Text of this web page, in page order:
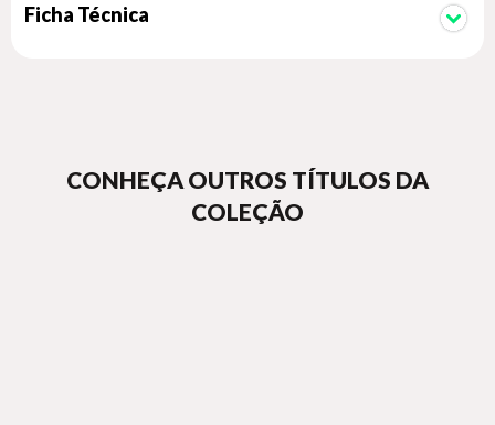
Ficha Técnica
CONHEÇA OUTROS TÍTULOS DA
COLEÇÃO